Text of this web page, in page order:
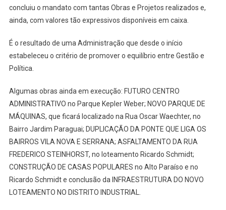
concluiu o mandato com tantas Obras e Projetos realizados e,
ainda, com valores tão expressivos disponíveis em caixa.
É o resultado de uma Administração que desde o início
estabeleceu o critério de promover o equilíbrio entre Gestão e
Política.
Algumas obras ainda em execução: FUTURO CENTRO
ADMINISTRATIVO no Parque Kepler Weber; NOVO PARQUE DE
MÁQUINAS, que ficará localizado na Rua Oscar Waechter, no
Bairro Jardim Paraguai; DUPLICAÇÃO DA PONTE QUE LIGA OS
BAIRROS VILA NOVA E SERRANA; ASFALTAMENTO DA RUA
FREDERICO STEINHORST, no loteamento Ricardo Schmidt;
CONSTRUÇÃO DE CASAS POPULARES no Alto Paraíso e no
Ricardo Schmidt e conclusão da INFRAESTRUTURA DO NOVO
LOTEAMENTO NO DISTRITO INDUSTRIAL.